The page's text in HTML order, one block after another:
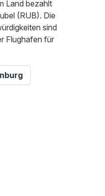
Land bezahlt
(RUB). Die
sind
Flughafen für